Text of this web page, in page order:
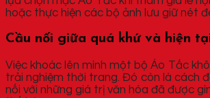
hoặc thực hiện các bộ ảnh lưu giữ nét
Cầu nối giữa quá khứ và hiện
Việc khoác lên mình một bộ Áo Tấc
trải nghiệm thời trang. Đó còn là cách
nối với những giá trị văn hóa đã được